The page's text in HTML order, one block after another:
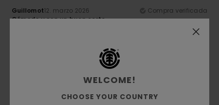
Guillomot12. marzo 2026
Compra verificada
Cómodo y con un buen corte
: 5 /5
Recomiendo este producto
5/5
WELCOME!
CHOOSE YOUR COUNTRY